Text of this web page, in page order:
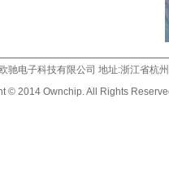
驰电子科技有限公司 地址:浙江省杭
© 2014 Ownchip. All Rights